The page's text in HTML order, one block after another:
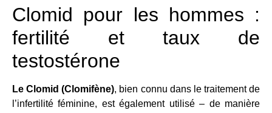
Clomid pour les hommes :
fertilité et taux de
testostérone
Le Clomid (Clomifène), bien connu dans le traitement de
l’infertilité féminine, est également utilisé – de manière